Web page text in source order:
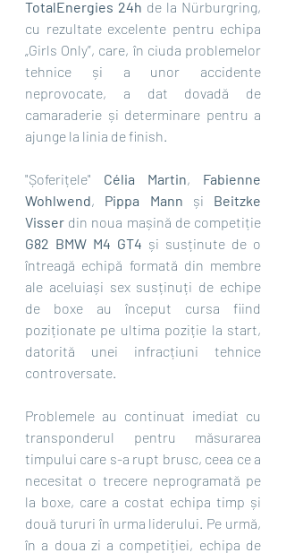
TotalEnergies 24h de la Nürburgring,
cu rezultate excelente pentru echipa
„Girls Only”, care, în ciuda problemelor
tehnice și a unor accidente
neprovocate, a dat dovadă de
camaraderie și determinare pentru a
ajunge la linia de finish.
"Șoferițele" Célia Martin, Fabienne
Wohlwend, Pippa Mann și Beitzke
Visser din noua mașină de competiție
G82 BMW M4 GT4 și susținute de o
întreagă echipă formată din membre
ale aceluiași sex susținuți de echipe
de boxe au început cursa fiind
poziționate pe ultima poziție la start,
datorită unei infracțiuni tehnice
controversate.
Problemele au continuat imediat cu
transponderul pentru măsurarea
timpului care s-a rupt brusc, ceea ce a
necesitat o trecere neprogramată pe
la boxe, care a costat echipa timp și
două tururi în urma liderului. Pe urmă,
în a doua zi a competiției, echipa de